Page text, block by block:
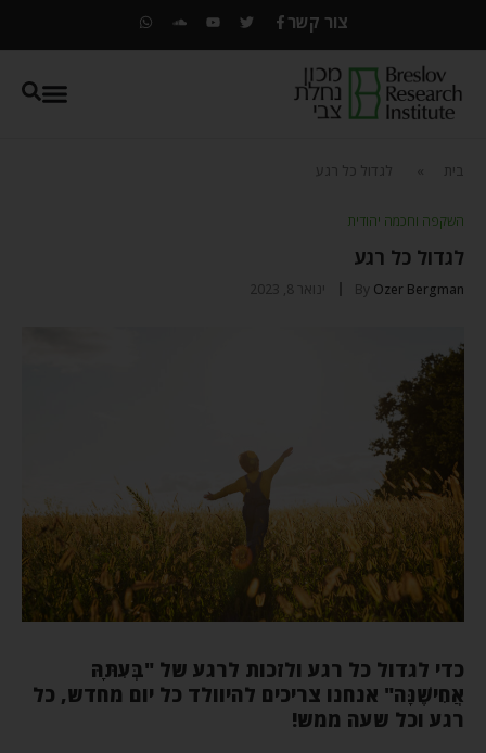
צור קשר
» לגדול כל רגע
השקפה וחכמה יהודית
לגדול כל רגע
ByOzer Bergman ינואר 8, 2023
כדי לגדול כל רגע ולזכות לרגע של "בְּעִתָּהּ
אֲחִישֶׁנָּה" אנחנו צריכים להיוולד כל יום מחדש, כל
רגע וכל שעה ממש!